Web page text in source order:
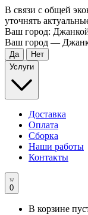
В связи с общей
уточнять
Ваш город:
Ваш город —
Услуги
Доставка
Оплата
Сборка
Наши работы
Контакты
0
В корзине